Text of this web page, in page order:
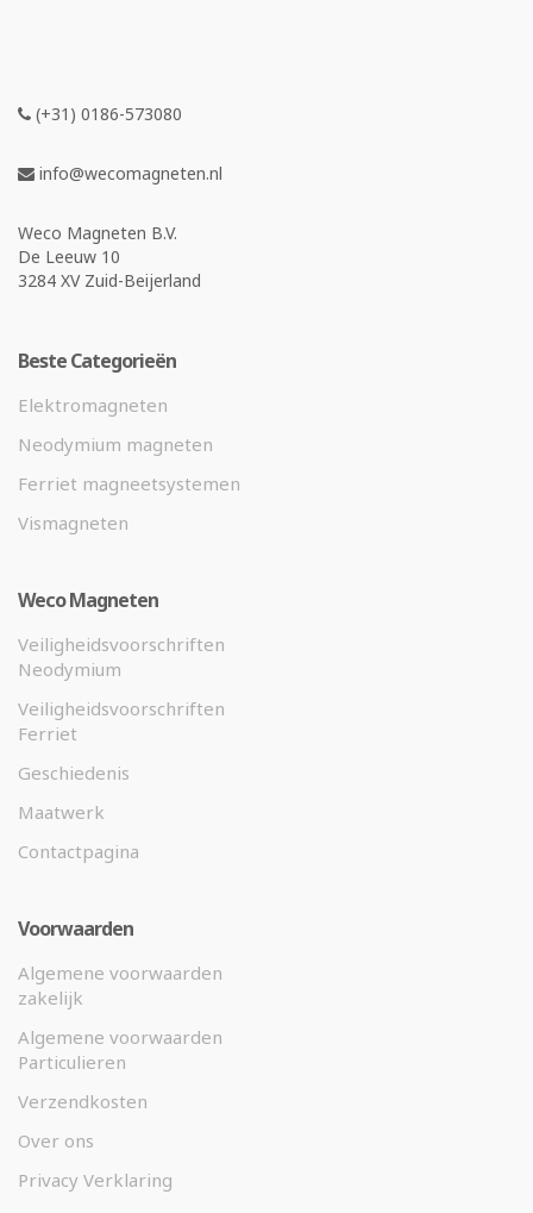
(+31) 0186-573080
info@wecomagneten.nl
Weco Magneten B.V.
De Leeuw 10
3284 XV Zuid-Beijerland
Beste Categorieën
Elektromagneten
Neodymium magneten
Ferriet magneetsystemen
Vismagneten
Weco Magneten
Veiligheidsvoorschriften
Neodymium
Veiligheidsvoorschriften
Ferriet
Geschiedenis
Maatwerk
Contactpagina
Voorwaarden
Algemene voorwaarden
zakelijk
Algemene voorwaarden
Particulieren
Verzendkosten
Over ons
Privacy Verklaring